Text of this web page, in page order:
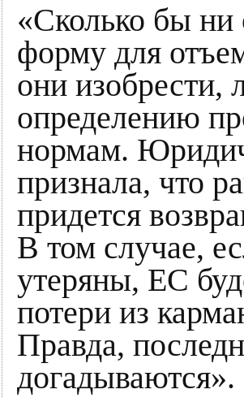
«Сколько бы
форму для
они изобрести,
определению
нормам.
признала, что
придется
В том случае,
утеряны, ЕС
потери из
Правда,